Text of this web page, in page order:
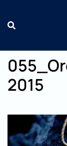
Inhalt
springen
2015